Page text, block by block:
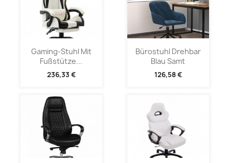
Gaming-Stuhl Mit
Fußstütze...
236,33 €
Bürostuhl Drehbar
Blau Samt
126,58 €